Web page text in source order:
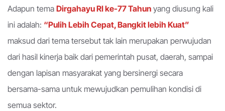
Adapun tema Dirgahayu RI ke-77 Tahun yang diusung kali
ini adalah: “Pulih Lebih Cepat, Bangkit lebih Kuat”
maksud dari tema tersebut tak lain merupakan perwujudan
dari hasil kinerja baik dari pemerintah pusat, daerah, sampai
dengan lapisan masyarakat yang bersinergi secara
bersama-sama untuk mewujudkan pemulihan kondisi di
semua sektor.